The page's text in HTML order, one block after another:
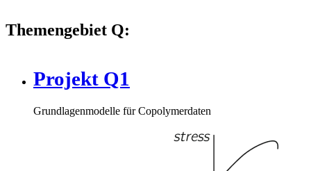
Themengebiet Q:
Projekt Q1
Grundlagenmodelle für Copolymerdaten